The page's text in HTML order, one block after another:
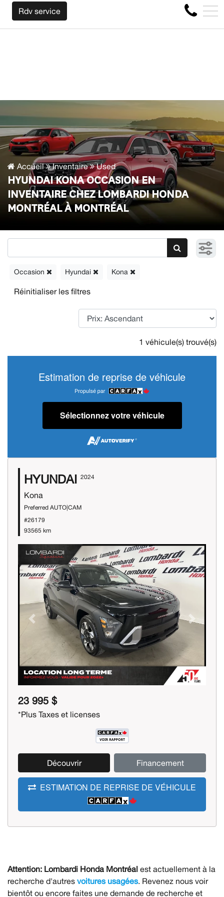
PEU IMPORTE LA MARQUE AVANT LA FIN DE VOTRE
4356 Boul Métropolitain E, Montréal, QC, CA H1S 1A2
EN
Rdv service
Accueil Inventaire Used
HYUNDAI KONA OCCASION EN
INVENTAIRE CHEZ LOMBARDI HONDA
MONTRÉAL À MONTRÉAL
Occasion Hyundai Kona
1 véhicule(s) trouvé(s)
Estimation de reprise de véhicule
Sélectionnez votre véhicule
HYUNDAI 2024
Kona
Preferred AUTO|CAM
#26179
93565 km
Previous Next
23 995 $
*Plus Taxes et licenses
Découvrir Financement
ESTIMATION DE REPRISE DE VÉHICULE
Attention: Lombardi Honda Montréal est actuellement à la
recherche d'autres voitures usagées. Revenez nous voir
bientôt ou encore faites une demande de recherche et